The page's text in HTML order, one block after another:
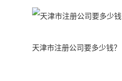
天津市注册公司要多少钱？